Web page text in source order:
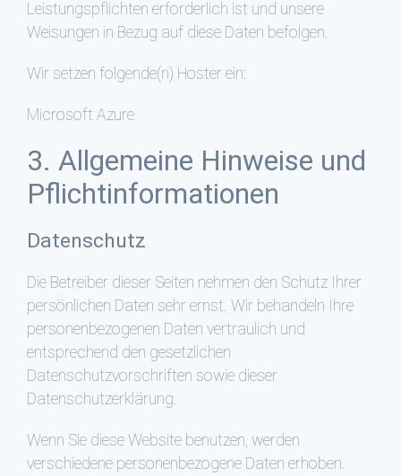
Leistungspflichten erforderlich ist und unsere
Weisungen in Bezug auf diese Daten befolgen.
Wir setzen folgende(n) Hoster ein:
Microsoft Azure
3. Allgemeine Hinweise und
Pflicht­informationen
Datenschutz
Die Betreiber dieser Seiten nehmen den Schutz Ihrer
persönlichen Daten sehr ernst. Wir behandeln Ihre
personenbezogenen Daten vertraulich und
entsprechend den gesetzlichen
Datenschutzvorschriften sowie dieser
Datenschutzerklärung.
Wenn Sie diese Website benutzen, werden
verschiedene personenbezogene Daten erhoben.